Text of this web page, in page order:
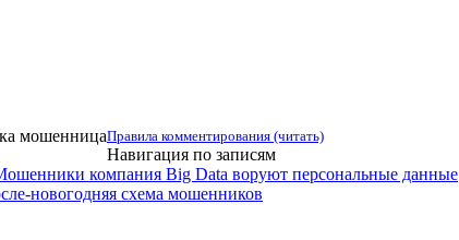
Правила комментирования (читать)
мошенница
Навигация по записям
компания Big Data воруют персональные данные
новогодняя схема мошенников